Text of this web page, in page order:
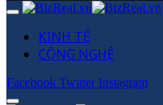
KINH TẾ
CÔNG NGHỆ
Facebook Twitter Instagram